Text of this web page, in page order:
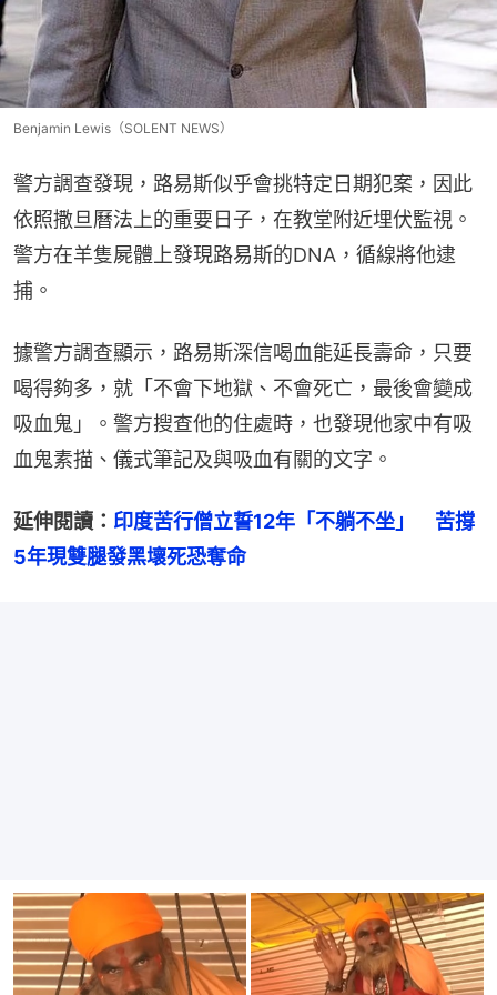
Benjamin Lewis（SOLENT NEWS）
警方調查發現，路易斯似乎會挑特定日期犯案，因此
依照撒旦曆法上的重要日子，在教堂附近埋伏監視。
警方在羊隻屍體上發現路易斯的DNA，循線將他逮
捕。
據警方調查顯示，路易斯深信喝血能延長壽命，只要
喝得夠多，就「不會下地獄、不會死亡，最後會變成
吸血鬼」。警方搜查他的住處時，也發現他家中有吸
血鬼素描、儀式筆記及與吸血有關的文字。
延伸閱讀： 印度苦行僧立誓12年「不躺不坐」　苦撐
5年現雙腿發黑壞死恐奪命